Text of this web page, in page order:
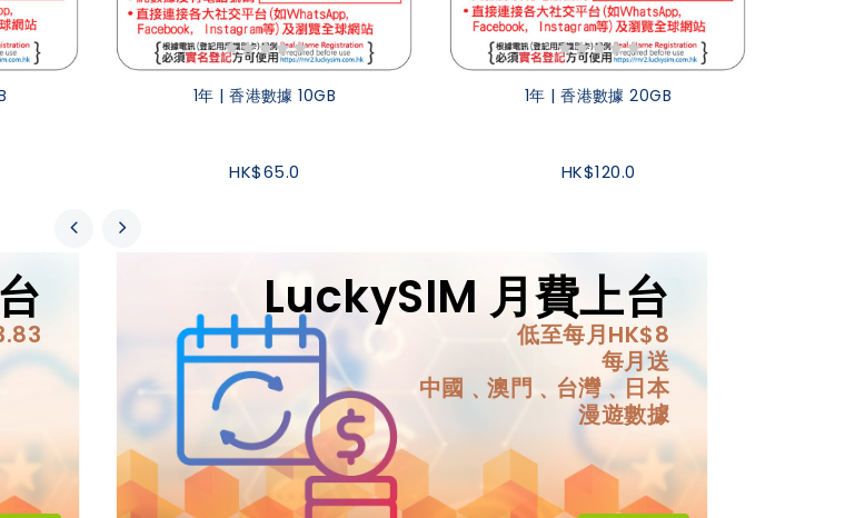
1年 | 香港數據 10GB
HK$65.0
1年 | 香港數據 20GB
HK$120.0
LuckySIM 月費上台
低至每月HK$8
每月送
中國﹑澳門﹑台灣﹑日本
漫遊數據